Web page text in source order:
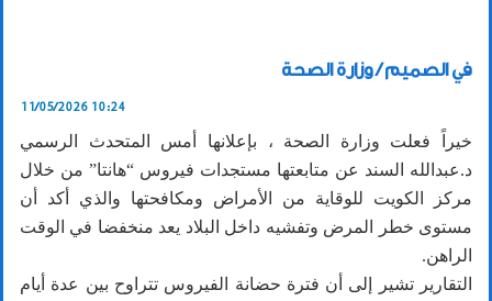
في الصميم / وزارة الصحة
11/05/2026 10:24
خيراً فعلت وزارة الصحة ، بإعلانها أمس المتحدث الرسمي
د.عبدالله السند عن متابعتها مستجدات فيروس “هانتا” من خلال
مركز الكويت للوقاية من الأمراض ومكافحتها والذي أكد أن
مستوى خطر المرض وتفشيه داخل البلاد يعد منخفضا في الوقت
الراهن.
التقارير تشير إلى أن فترة حضانة الفيروس تتراوح بين عدة أيام